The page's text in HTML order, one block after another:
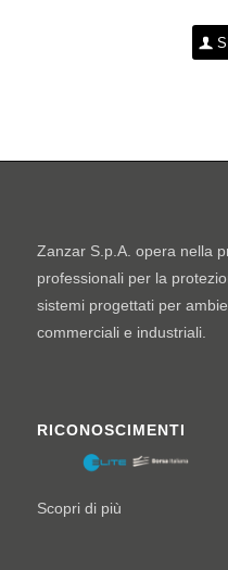
Zanzar S.p.A. opera nella
professionali per la
sistemi progettati per
commerciali e industriali.
RICONOSCIMENTI
Scopri di più